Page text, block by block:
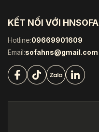
KẾT NỐI VỚI HNSOFA
Hotline:09669901609
Email:sofahns@gmail.com